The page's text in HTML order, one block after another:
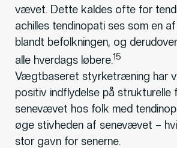
vævet. Dette kaldes ofte for
achilles tendinopati ses som en
blandt befolkningen, og
alle hverdags løbere.15
Vægtbaseret styrketræning har
positiv indflydelse på strukturelle
senevævet hos folk med
øge stivheden af senevævet –
stor gavn for senerne.